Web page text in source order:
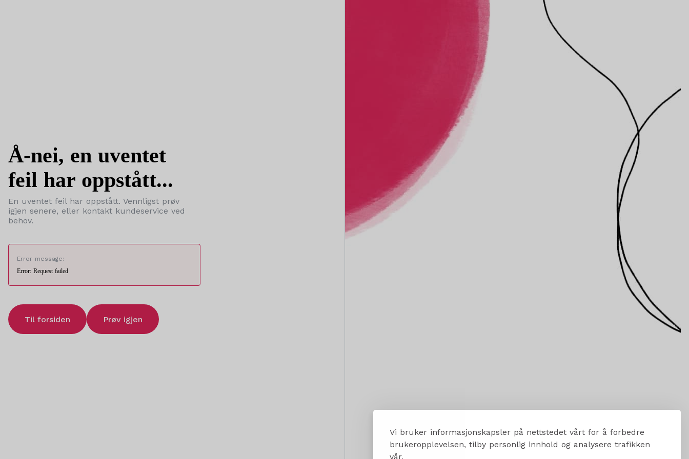
Vi bruker informasjonskapsler på nettstedet vårt for å forbedre
brukeropplevelsen, tilby personlig innhold og analysere trafikken
vår.
Å-nei, en uventet
feil har oppstått...
En uventet feil har oppstått. Vennligst prøv
igjen senere, eller kontakt kundeservice ved
behov.
Error message:
Error: Request failed
Til forsiden Prøv igjen